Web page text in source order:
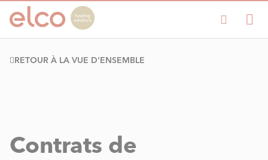
RETOUR À LA VUE D'ENSEMBLE
Contrats de